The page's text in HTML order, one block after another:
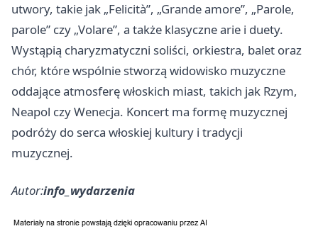
utwory, takie jak „Felicità”, „Grande amore”, „Parole,
parole” czy „Volare”, a także klasyczne arie i duety.
Wystąpią charyzmatyczni soliści, orkiestra, balet oraz
chór, które wspólnie stworzą widowisko muzyczne
oddające atmosferę włoskich miast, takich jak Rzym,
Neapol czy Wenecja. Koncert ma formę muzycznej
podróży do serca włoskiej kultury i tradycji
muzycznej.
Autor:info_wydarzenia